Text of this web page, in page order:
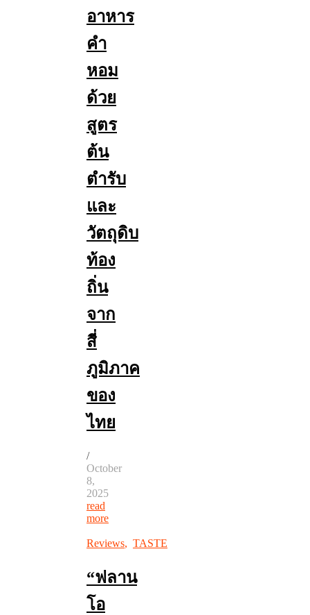
อาหาร
คำ
หอม
ด้วย
สูตร
ต้น
ตำรับ
และ
วัตถุดิบ
ท้อง
ถิ่น
จาก
สี่
ภูมิภาค
ของ
ไทย
/
October
8,
2025
read
more
Reviews, TASTE
“ฟลาน
โอ